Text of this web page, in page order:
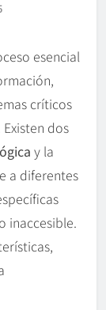
esencial
críticos
dos
y la
a diferentes
inaccesible.